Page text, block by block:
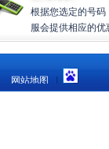
根据您选定的号码
服会提供相应的优
网站地图